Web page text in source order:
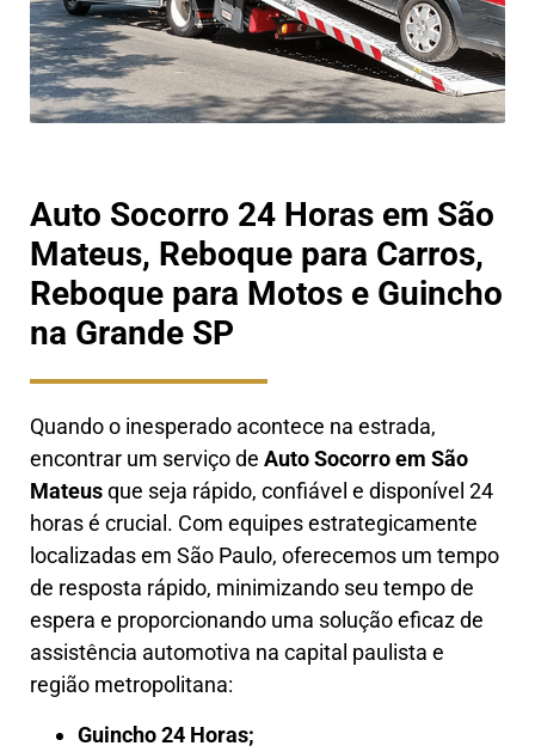
Auto Socorro 24 Horas em São
Mateus, Reboque para Carros,
Reboque para Motos e Guincho
na Grande SP
Quando o inesperado acontece na estrada,
encontrar um serviço de Auto Socorro em São
Mateusque seja rápido, confiável e disponível 24
horas é crucial. Com equipes estrategicamente
localizadas em São Paulo, oferecemos um tempo
de resposta rápido, minimizando seu tempo de
espera e proporcionando uma solução eficaz de
assistência automotiva na capital paulista e
região metropolitana:
Guincho 24 Horas;